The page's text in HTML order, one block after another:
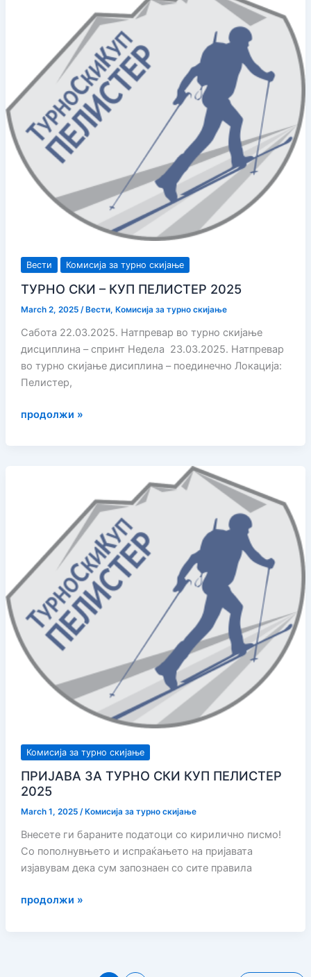
Вести Комисија за турно скијање
ТУРНО СКИ – КУП ПЕЛИСТЕР 2025
March 2, 2025 /Вести, Комисија за турно скијање
Сабота 22.03.2025. Натпревар во турно скијање
дисциплина – спринт Недела 23.03.2025. Натпревар
во турно скијање дисиплина – поединечно Локација:
Пелистер,
ТУРНО
продолжи »
Комисија за турно скијање
ПРИЈАВА ЗА ТУРНО СКИ КУП ПЕЛИСТЕР
2025
March 1, 2025 / Комисија за турно скијање
Внесете ги бараните податоци со кирилично писмо!
Со пополнувњето и испраќањето на пријавата
изјавувам дека сум запознаен со сите правила
ПРИЈАВА
продолжи »